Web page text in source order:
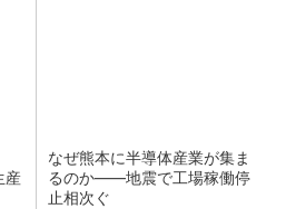
産
なぜ熊本に半導体産業が集ま
るのか――地震で工場稼働停
止相次ぐ